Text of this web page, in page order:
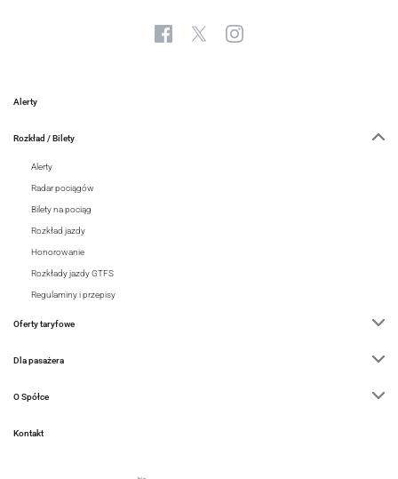
Alerty
Rozkład / Bilety
Alerty
Radar pociągów
Bilety na pociąg
Rozkład jazdy
Honorowanie
Rozkłady jazdy GTFS
Regulaminy i przepisy
Oferty taryfowe
Dla pasażera
O Spółce
Kontakt